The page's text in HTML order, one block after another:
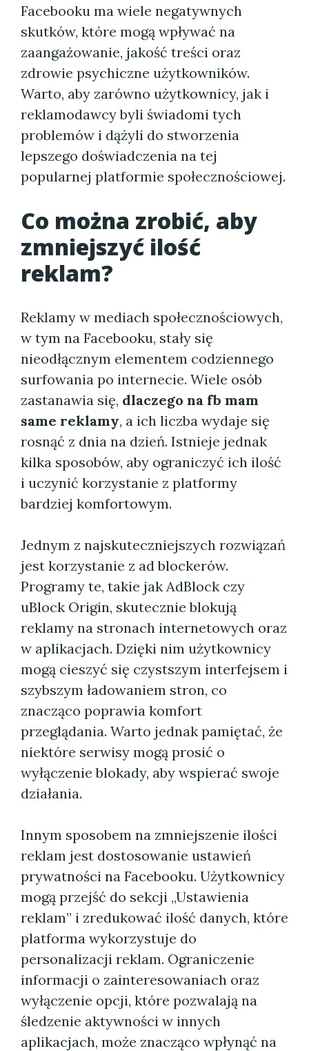
Facebooku ma wiele negatywnych
skutków, które mogą wpływać na
zaangażowanie, jakość treści oraz
zdrowie psychiczne użytkowników.
Warto, aby zarówno użytkownicy, jak i
reklamodawcy byli świadomi tych
problemów i dążyli do stworzenia
lepszego doświadczenia na tej
popularnej platformie społecznościowej.
Co można zrobić, aby
zmniejszyć ilość
reklam?
Reklamy w mediach społecznościowych,
w tym na Facebooku, stały się
nieodłącznym elementem codziennego
surfowania po internecie. Wiele osób
zastanawia się, dlaczego na fb mam
same reklamy, a ich liczba wydaje się
rosnąć z dnia na dzień. Istnieje jednak
kilka sposobów, aby ograniczyć ich ilość
i uczynić korzystanie z platformy
bardziej komfortowym.
Jednym z najskuteczniejszych rozwiązań
jest korzystanie z ad blockerów.
Programy te, takie jak AdBlock czy
uBlock Origin, skutecznie blokują
reklamy na stronach internetowych oraz
w aplikacjach. Dzięki nim użytkownicy
mogą cieszyć się czystszym interfejsem i
szybszym ładowaniem stron, co
znacząco poprawia komfort
przeglądania. Warto jednak pamiętać, że
niektóre serwisy mogą prosić o
wyłączenie blokady, aby wspierać swoje
działania.
Innym sposobem na zmniejszenie ilości
reklam jest dostosowanie ustawień
prywatności na Facebooku. Użytkownicy
mogą przejść do sekcji „Ustawienia
reklam” i zredukować ilość danych, które
platforma wykorzystuje do
personalizacji reklam. Ograniczenie
informacji o zainteresowaniach oraz
wyłączenie opcji, które pozwalają na
śledzenie aktywności w innych
aplikacjach, może znacząco wpłynąć na